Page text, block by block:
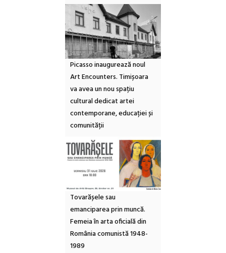
Picasso inaugurează noul
Art Encounters. Timișoara
va avea un nou spațiu
cultural dedicat artei
contemporane, educației și
comunității
Tovarășele sau
emanciparea prin muncă.
Femeia în arta oficială din
România comunistă 1948-
1989